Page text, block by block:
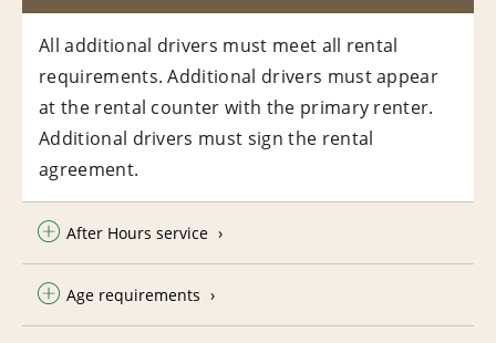
All additional drivers must meet all rental
requirements. Additional drivers must appear
at the rental counter with the primary renter.
Additional drivers must sign the rental
agreement.
After Hours service
Age requirements